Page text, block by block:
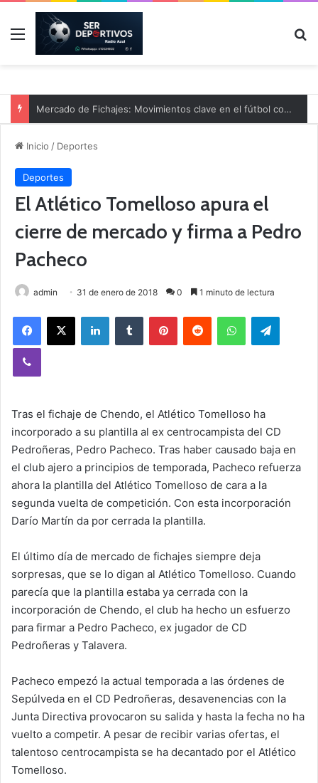
Menú
Mercado de Fichajes: Movimientos clave en el fútbol comarcal
Inicio / Deportes
Deportes
El Atlético Tomelloso apura el
cierre de mercado y firma a Pedro
Pacheco
admin 31 de enero de 2018 0 1 minuto de lectura
Tras el fichaje de Chendo, el Atlético Tomelloso ha
incorporado a su plantilla al ex centrocampista del CD
Pedroñeras, Pedro Pacheco. Tras haber causado baja en
el club ajero a principios de temporada, Pacheco refuerza
ahora la plantilla del Atlético Tomelloso de cara a la
segunda vuelta de competición. Con esta incorporación
Darío Martín da por cerrada la plantilla.
El último día de mercado de fichajes siempre deja
sorpresas, que se lo digan al Atlético Tomelloso. Cuando
parecía que la plantilla estaba ya cerrada con la
incorporación de Chendo, el club ha hecho un esfuerzo
para firmar a Pedro Pacheco, ex jugador de CD
Pedroñeras y Talavera.
Pacheco empezó la actual temporada a las órdenes de
Sepúlveda en el CD Pedroñeras, desavenencias con la
Junta Directiva provocaron su salida y hasta la fecha no ha
vuelto a competir. A pesar de recibir varias ofertas, el
talentoso centrocampista se ha decantado por el Atlético
Tomelloso.